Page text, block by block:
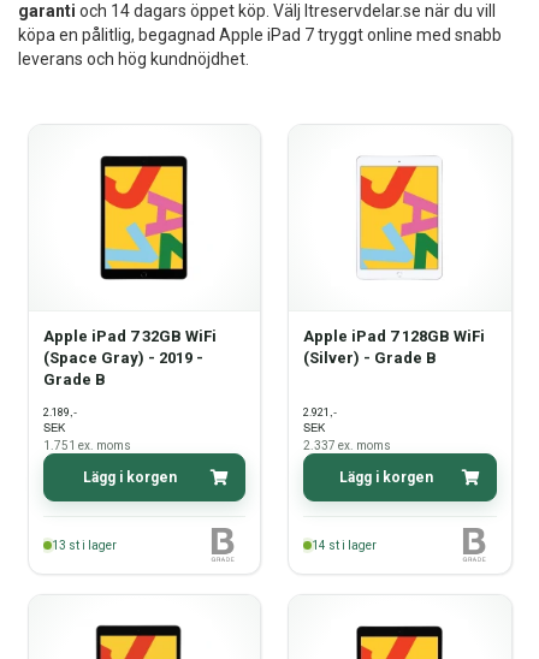
Smartphone
garanti och 14 dagars öppet köp. Välj Itreservdelar.se när du vill
köpa en pålitlig, begagnad Apple iPad 7 tryggt online med snabb
leverans och hög kundnöjdhet.
Apple iPad 7 32GB WiFi
(Space Gray) - 2019 -
Grade B
2.189,-
SEK
1.751 ex. moms
Lägg i korgen
13 st i lager
Apple iPad 7 128GB WiFi
(Silver) - Grade B
2.921,-
SEK
2.337 ex. moms
Lägg i korgen
14 st i lager